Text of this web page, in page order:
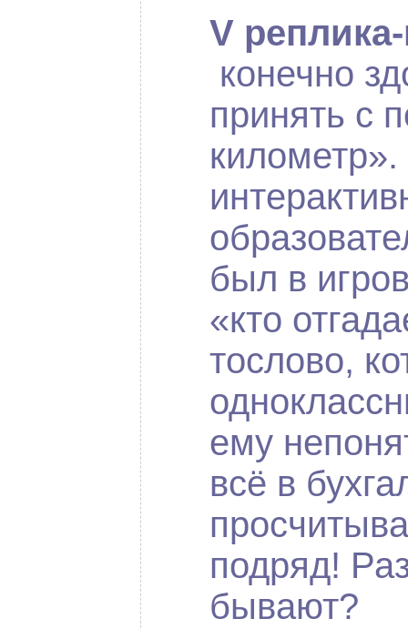
V
конечно
принять с
был в
«кто
тослово,
ему
всё в
подряд!
бывают?